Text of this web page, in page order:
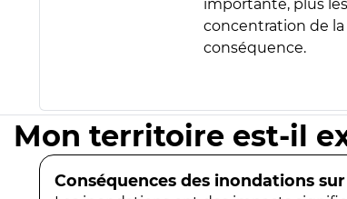
importante, plus
concentration de
conséquence.
Mon territoire est-il
Conséquences des inondations